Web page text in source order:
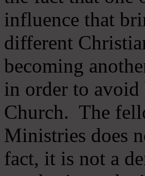
influence that
different
becoming
in order to
Church. The
Ministries does
fact, it is not a